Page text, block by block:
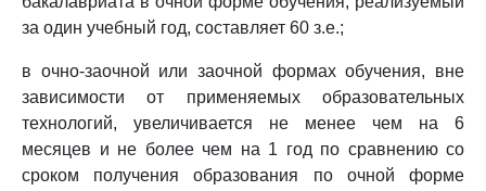
за один учебный год, составляет 60 з.е.;
в очно-заочной или заочной формах обучения, вне
зависимости от применяемых образовательных
технологий, увеличивается не менее чем на 6
месяцев и не более чем на 1 год по сравнению со
сроком получения образования по очной форме